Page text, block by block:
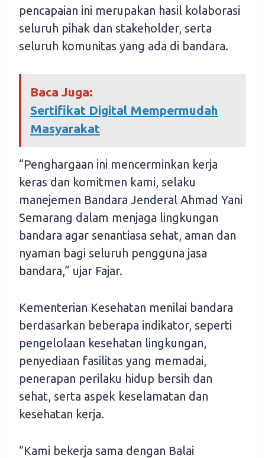
pencapaian ini merupakan hasil kolaborasi
seluruh pihak dan stakeholder, serta
seluruh komunitas yang ada di bandara.
Baca Juga:
Sertifikat Digital Mempermudah
Masyarakat
“Penghargaan ini mencerminkan kerja
keras dan komitmen kami, selaku
manejemen Bandara Jenderal Ahmad Yani
Semarang dalam menjaga lingkungan
bandara agar senantiasa sehat, aman dan
nyaman bagi seluruh pengguna jasa
bandara,” ujar Fajar.
Kementerian Kesehatan menilai bandara
berdasarkan beberapa indikator, seperti
pengelolaan kesehatan lingkungan,
penyediaan fasilitas yang memadai,
penerapan perilaku hidup bersih dan
sehat, serta aspek keselamatan dan
kesehatan kerja.
“Kami bekerja sama dengan Balai